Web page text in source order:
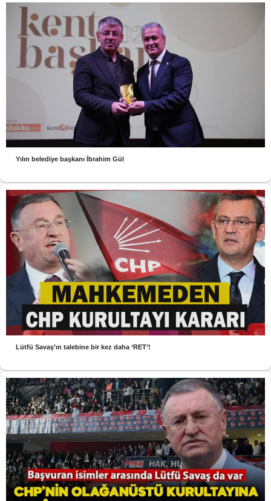
Yılın belediye başkanı İbrahim Gül
Lütfü Savaş’ın talebine bir kez daha ‘RET’!